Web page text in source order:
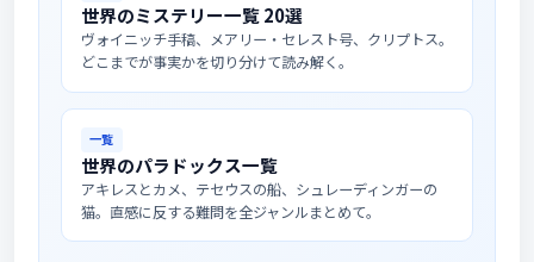
世界のミステリー一覧 20選
ヴォイニッチ手稿、メアリー・セレスト号、クリプトス。
どこまでが事実かを切り分けて読み解く。
一覧
世界のパラドックス一覧
アキレスとカメ、テセウスの船、シュレーディンガーの
猫。直感に反する難問を全ジャンルまとめて。